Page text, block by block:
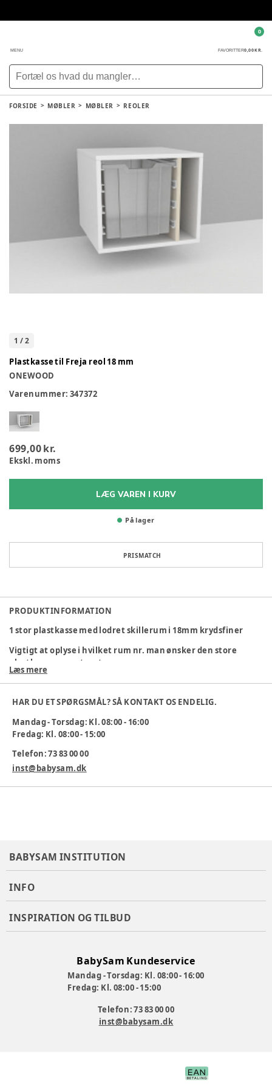
MENU FAVORITTER0,00 KR.
0
FORSIDE MØBLER MØBLER REOLER
1 /2
Plastkasse til Freja reol 18 mm
ONEWOOD
Varenummer: 347372
699,00 kr.
Ekskl. moms
LÆG VAREN I KURV
På lager
PRISMATCH
PRODUKTINFORMATION
1 stor plastkasse med lodret skillerum i 18mm krydsfiner
Vigtigt at oplyse i hvilket rum nr. man ønsker den store
plastkassen monteret
Kontakt kundeservice ved bestilling: 73 83 00 00
Varenummer:347372
Læs mere
HAR DU ET SPØRGSMÅL? SÅ KONTAKT OS ENDELIG.
Mandag - Torsdag: Kl. 08:00 - 16:00
Fredag: Kl. 08:00 - 15:00
Telefon: 73 83 00 00
inst@babysam.dk
BABYSAM INSTITUTION
INFO
INSPIRATION OG TILBUD
BabySam Kundeservice
Mandag - Torsdag: Kl. 08:00 - 16:00
Fredag: Kl. 08:00 - 15:00
Telefon: 73 83 00 00
inst@babysam.dk